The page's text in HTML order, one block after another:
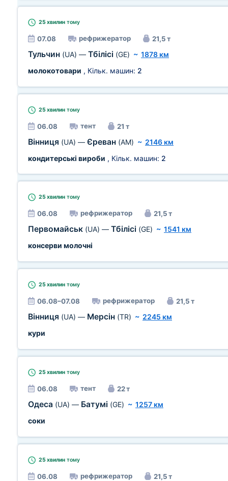
25 хвилин тому
07.08 рефрижератор 21,5 т
Тульчин (UA) — Тбілісі (GE) ~ 1878 км
молокотовари , Кільк. машин: 2
25 хвилин тому
06.08 тент 21 т
Вінниця (UA) — Єреван (AM) ~ 2146 км
кондитерські вироби , Кільк. машин: 2
25 хвилин тому
06.08 рефрижератор 21,5 т
Первомайськ (UA) — Тбілісі (GE) ~ 1541 км
консерви молочні
25 хвилин тому
06.08–07.08 рефрижератор 21,5 т
Вінниця (UA) — Мерсін (TR) ~ 2245 км
кури
25 хвилин тому
06.08 тент 22 т
Одеса (UA) — Батумі (GE) ~ 1257 км
соки
25 хвилин тому
06.08 рефрижератор 21,5 т